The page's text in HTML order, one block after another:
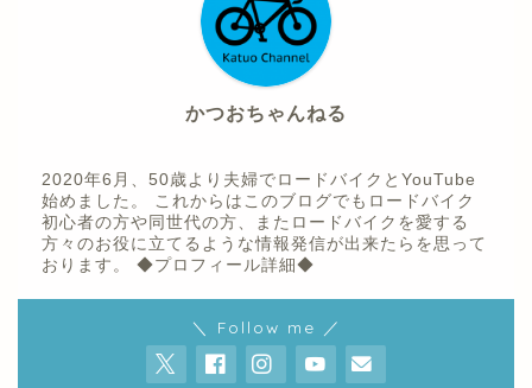
かつおちゃんねる
2020年6月、50歳より夫婦でロードバイクとYouTube
始めました。 これからはこのブログでもロードバイク
初心者の方や同世代の方、またロードバイクを愛する
方々のお役に立てるような情報発信が出来たらを思って
おります。 ◆プロフィール詳細◆
＼ Follow me ／
プロフィール